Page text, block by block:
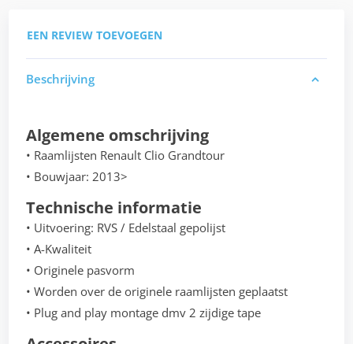
EEN REVIEW TOEVOEGEN
Beschrijving
Algemene omschrijving
• Raamlijsten Renault Clio Grandtour
• Bouwjaar: 2013>
Technische informatie
• Uitvoering: RVS / Edelstaal gepolijst
• A-Kwaliteit
• Originele pasvorm
• Worden over de originele raamlijsten geplaatst
• Plug and play montage dmv 2 zijdige tape